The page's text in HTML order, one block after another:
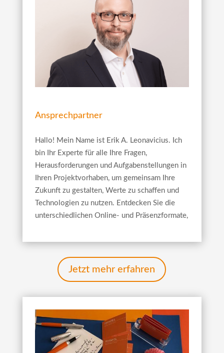
Ansprechpartner
Hallo! Mein Name ist Erik A. Leonavicius. Ich
bin Ihr Experte für alle Ihre Fragen,
Herausforderungen und Aufgabenstellungen in
Ihren Projektvorhaben, um gemeinsam Ihre
Zukunft zu gestalten, Werte zu schaffen und
Technologien zu nutzen. Entdecken Sie die
unterschiedlichen Online- und Präsenzformate,
Jetzt mehr erfahren